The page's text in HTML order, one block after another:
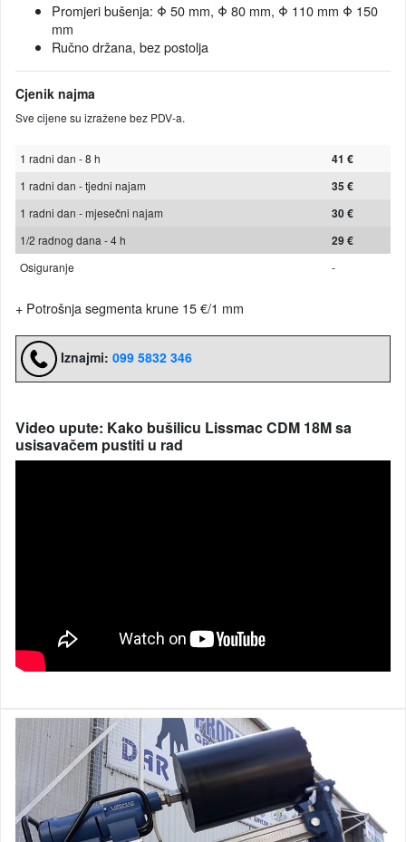
Promjeri bušenja: Φ 50 mm, Φ 80 mm, Φ 110 mm Φ 150
mm
Ručno držana, bez postolja
Cjenik najma
Sve cijene su izražene bez PDV-a.
1 radni dan - 8 h 41 €
1 radni dan - tjedni najam 35 €
1 radni dan - mjesečni najam 30 €
1/2 radnog dana - 4 h 29 €
Osiguranje -
+ Potrošnja segmenta krune 15 €/1 mm
Iznajmi: 099 5832 346
Video upute: Kako bušilicu Lissmac CDM 18M sa
usisavačem pustiti u rad